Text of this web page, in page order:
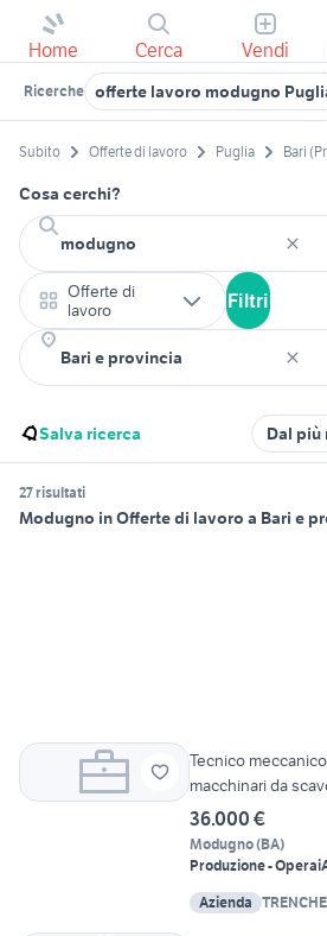
Home Cerca Vendi
Ricerche offerte lavoro modugno
Subito Offerte di lavoro Puglia Bari
Cosa cerchi?
Offerte di
lavoro
Filtri
Salva ricerca Dal più
27 risultati
Modugno in Offerte di lavoro a Bari e
Tecnico
macchinari da
36.000 €
Modugno(BA)
Produzione - Operai
Azienda